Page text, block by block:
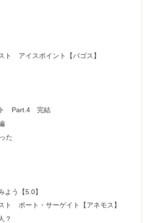
アイスポイント【パゴス】
ト Part.4 完結
た
う【5.0】
ポート・サーゲイト【アネモス】
？